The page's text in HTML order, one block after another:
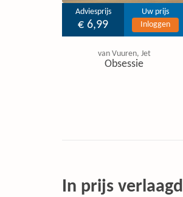
Adviesprijs
€ 6,99
Uw prijs
Inloggen
van Vuuren, Jet
Obsessie
In prijs verlaagd